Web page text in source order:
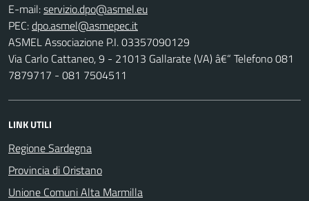
E-mail:
PEC:
ASMEL Associazione P.I. 03357090129
Via Carlo Cattaneo, 9 - 21013 Gallarate (VA) â€“ Telefono 081
7879717 - 081 7504511
LINK UTILI
Regione Sardegna
Provincia di Oristano
Unione Comuni Alta Marmilla